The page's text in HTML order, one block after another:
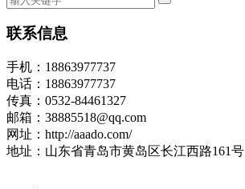
联系信息
手机：18863977737
电话：18863977737
传真：0532-84461327
邮箱：38885518@qq.com
网址：http://aaado.com/
地址：山东省青岛市黄岛区长江西路161号